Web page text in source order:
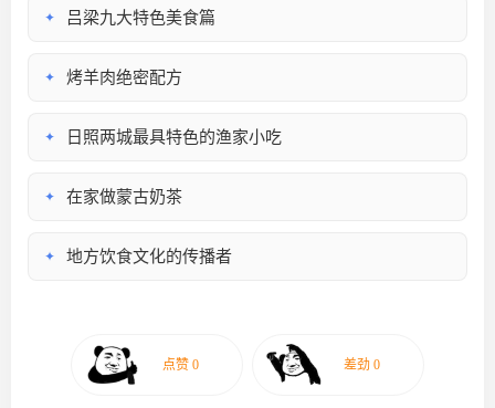
✦ 吕梁九大特色美食篇
✦ 烤羊肉绝密配方
✦ 日照两城最具特色的渔家小吃
✦ 在家做蒙古奶茶
✦ 地方饮食文化的传播者